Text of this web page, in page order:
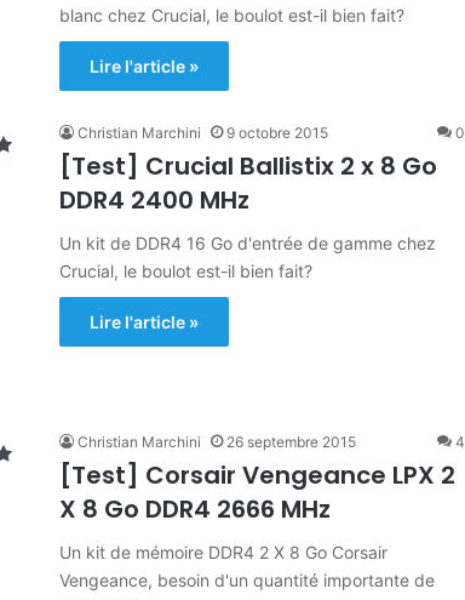
blanc chez Crucial, le boulot est-il bien fait?
Lire l'article »
Christian Marchini 9 octobre 2015 0
[Test] Crucial Ballistix 2 x 8 Go
DDR4 2400 MHz
Un kit de DDR4 16 Go d'entrée de gamme chez
Crucial, le boulot est-il bien fait?
Lire l'article »
Christian Marchini 26 septembre 2015 4
[Test] Corsair Vengeance LPX 2
X 8 Go DDR4 2666 MHz
Un kit de mémoire DDR4 2 X 8 Go Corsair
Vengeance, besoin d'un quantité importante de